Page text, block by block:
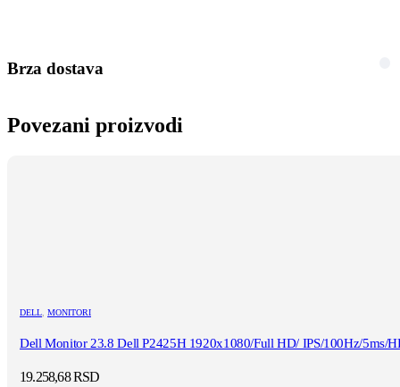
Brza dostava
Povezani proizvodi
DELL MONITORI
Dell Monitor 23.8 Dell P2425H 1920x1080/Full HD/ IPS/100Hz/5ms/
19.258,68RSD